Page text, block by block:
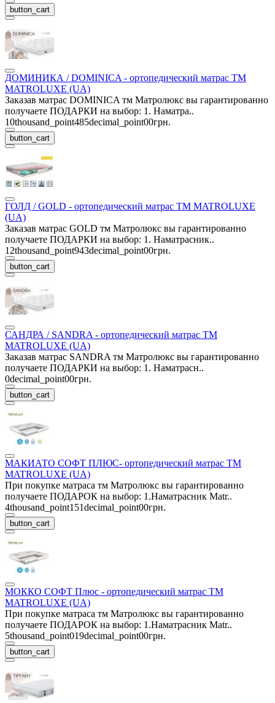
button_cart
ДОМИНИКА / DOMINICA - ортопедический матрас ТМ
MATROLUXE (UA)
Заказав матрас DOMINICA тм Матролюкс вы гарантированно
получаете ПОДАРКИ на выбор: 1. Наматра..
10thousand_point485decimal_point00грн.
button_cart
ГОЛД / GOLD - ортопедический матрас ТМ MATROLUXE
(UA)
Заказав матрас GOLD тм Матролюкс вы гарантированно
получаете ПОДАРКИ на выбор: 1. Наматрасник..
12thousand_point943decimal_point00грн.
button_cart
САНДРА / SANDRA - ортопедический матрас ТМ
MATROLUXE (UA)
Заказав матрас SANDRA тм Матролюкс вы гарантированно
получаете ПОДАРКИ на выбор: 1. Наматрасн..
0decimal_point00грн.
button_cart
МАКИАТО СОФТ ПЛЮС- ортопедический матрас ТМ
MATROLUXE (UA)
При покупке матраса тм Матролюкс вы гарантированно
получаете ПОДАРОК на выбор: 1.Наматрасник Matr..
4thousand_point151decimal_point00грн.
button_cart
МОККО СОФТ Плюс - ортопедический матрас ТМ
MATROLUXE (UA)
При покупке матраса тм Матролюкс вы гарантированно
получаете ПОДАРОК на выбор: 1.Наматрасник Matr..
5thousand_point019decimal_point00грн.
button_cart